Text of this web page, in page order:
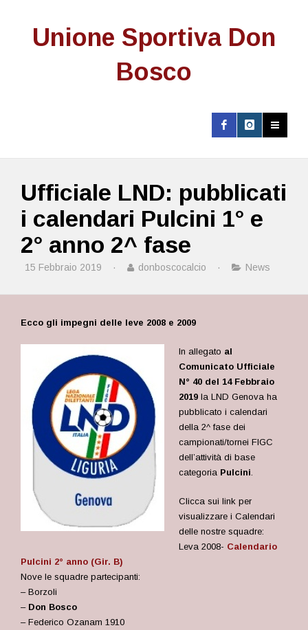
Unione Sportiva Don
Bosco
Ufficiale LND: pubblicati
i calendari Pulcini 1° e
2° anno 2^ fase
15 Febbraio 2019 · donboscocalcio · News
Ecco gli impegni delle leve 2008 e 2009
In allegato al
Comunicato Ufficiale
N° 40 del 14 Febbraio
2019 la LND Genova ha
pubblicato i calendari
della 2^ fase dei
campionati/tornei FIGC
dell’attività di base
categoria Pulcini.
Clicca sui link per
visualizzare i Calendari
delle nostre squadre:
Leva 2008- Calendario
Pulcini 2° anno (Gir. B)
Nove le squadre partecipanti:
– Borzoli
– Don Bosco
– Federico Ozanam 1910